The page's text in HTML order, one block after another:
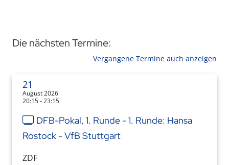
Die nächsten Termine:
Vergangene Termine auch anzeigen
21
August 2026
20:15 - 23:15
DFB-Pokal, 1. Runde - 1. Runde: Hansa
Rostock - VfB Stuttgart
ZDF